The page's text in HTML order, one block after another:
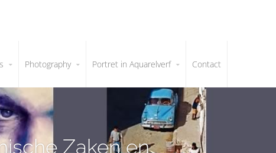
Photography Portret in Aquarelverf Contact
Zaken en